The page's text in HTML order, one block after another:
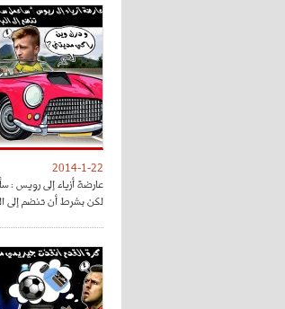
2014-1-22
عارضة أزياء إلى رويس :
لكن بشرط أن تنضم إلى